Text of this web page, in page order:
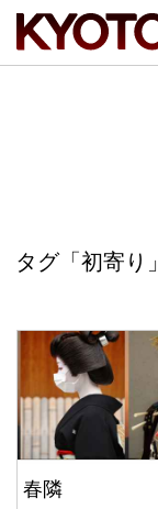
タグ「初寄り」
春隣